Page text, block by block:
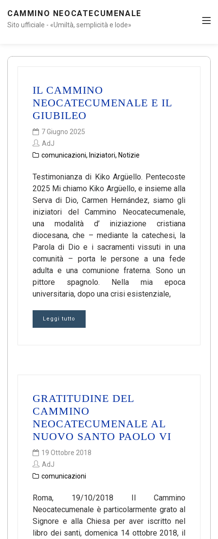
CAMMINO NEOCATECUMENALE
Sito ufficiale - «Umiltà, semplicità e lode»
IL CAMMINO
NEOCATECUMENALE E IL
GIUBILEO
7 Giugno 2025
AdJ
comunicazioni, Iniziatori, Notizie
Testimonianza di Kiko Argüello. Pentecoste
2025 Mi chiamo Kiko Argüello, e insieme alla
Serva di Dio, Carmen Hernández, siamo gli
iniziatori del Cammino Neocatecumenale,
una modalità d’ iniziazione cristiana
diocesana, che – mediante la catechesi, la
Parola di Dio e i sacramenti vissuti in una
comunità – porta le persone a una fede
adulta e una comunione fraterna. Sono un
pittore spagnolo. Nella mia epoca
universitaria, dopo una crisi esistenziale,
Leggi tutto
GRATITUDINE DEL
CAMMINO
NEOCATECUMENALE AL
NUOVO SANTO PAOLO VI
19 Ottobre 2018
AdJ
comunicazioni
Roma, 19/10/2018 Il Cammino
Neocatecumenale è particolarmente grato al
Signore e alla Chiesa per aver iscritto nel
libro dei santi, domenica 14 ottobre 2018, il